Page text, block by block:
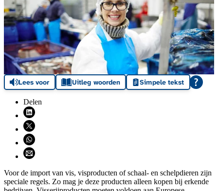
Lees voor Uitleg woorden Simpele tekst
Delen
Deel via LinkedIn (opent nieuw venster)
Deel via X (opent nieuw venster)
Deel via WhatsApp (opent WhatsApp)
Deel via email (opent email programma)
Voor de import van vis, visproducten of schaal- en schelpdieren zijn
speciale regels. Zo mag je deze producten alleen kopen bij erkende